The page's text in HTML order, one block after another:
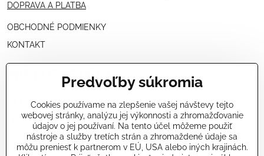
DOPRAVA A PLATBA
OBCHODNÉ PODMIENKY
KONTAKT
PRE KOZMETIČKY
VÝHODNÁ PONUKA PRE PROFESIONÁLOV
NÁVODY OŠETRENÍ - VIDEÁ
ŠKOLENIE KOZMETIČIEK V TALIANSKU
Predvoľby súkromia
Cookies používame na zlepšenie vašej návštevy tejto
webovej stránky, analýzu jej výkonnosti a zhromažďovanie
údajov o jej používaní. Na tento účel môžeme použiť
nástroje a služby tretích strán a zhromaždené údaje sa
môžu preniesť k partnerom v EÚ, USA alebo iných krajinách.